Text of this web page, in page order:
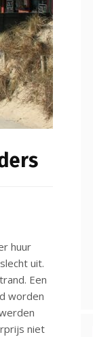
huur
uit.
Een
worden
niet